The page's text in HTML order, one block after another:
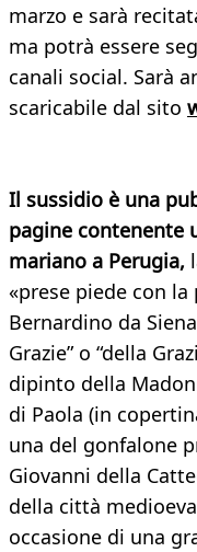
marzo e sarà
ma potrà essere
canali social. Sarà
scaricabile dal sito
Il sussidio è una
pagine contenente
mariano a Perugia,
«prese piede con
Bernardino da
Grazie” o “della
dipinto della
di Paola (in
una del gonfalone
Giovanni della
della città
occasione di una